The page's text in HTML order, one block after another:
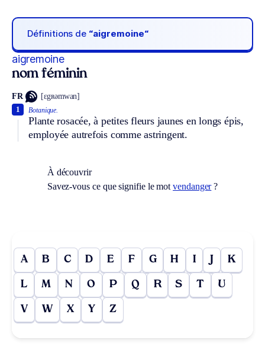
Définitions de “aigremoine“
aigremoine
nom féminin
FR [ɛgʀəmwan]
Botanique.
Plante rosacée, à petites fleurs jaunes en longs épis,
employée autrefois comme astringent.
1
À découvrir
Savez-vous ce que signifie le motvendanger?
A B C D E F G H I J K
L M N O P Q R S T U
V W X Y Z